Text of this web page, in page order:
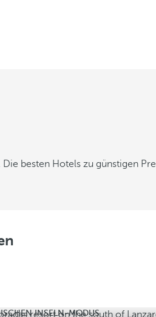
besten Hotels zu günstigen
INSELN-MODUS